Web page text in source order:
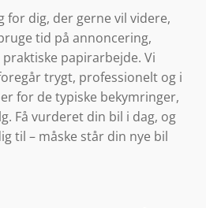
for dig, der gerne vil videre,
tid på annoncering,
papirarbejde. Vi
trygt, professionelt og i
for de typiske bekymringer,
Få vurderet din bil i dag, og
til – måske står din nye bil